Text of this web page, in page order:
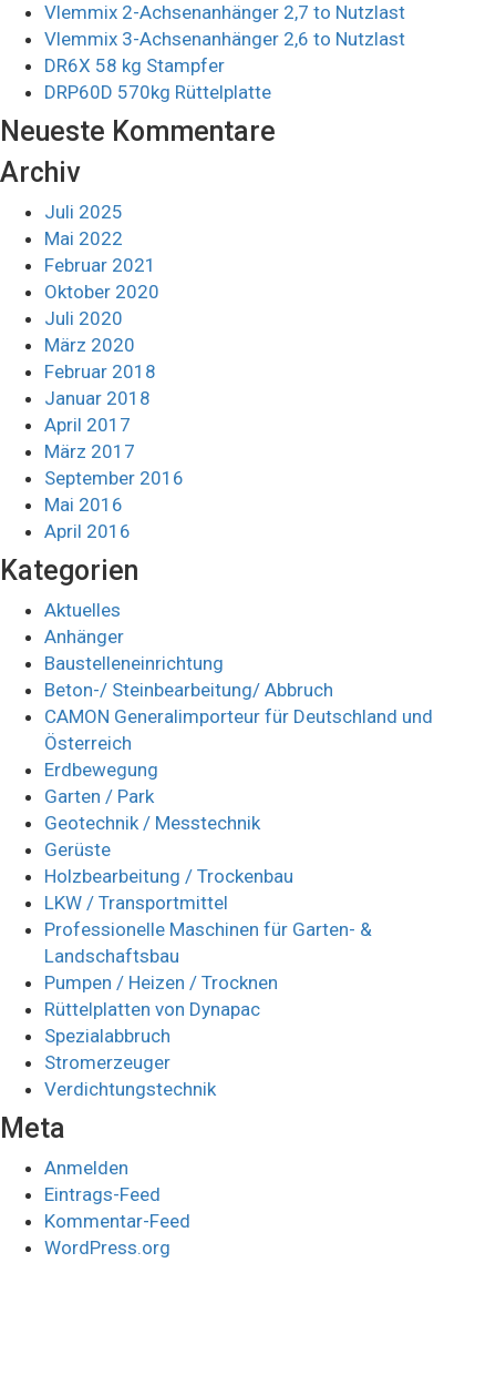
Vlemmix 2-Achsenanhänger 2,7 to Nutzlast
Vlemmix 3-Achsenanhänger 2,6 to Nutzlast
DR6X 58 kg Stampfer
DRP60D 570kg Rüttelplatte
Neueste Kommentare
Archiv
Juli 2025
Mai 2022
Februar 2021
Oktober 2020
Juli 2020
März 2020
Februar 2018
Januar 2018
April 2017
März 2017
September 2016
Mai 2016
April 2016
Kategorien
Aktuelles
Anhänger
Baustelleneinrichtung
Beton-/ Steinbearbeitung/ Abbruch
CAMON Generalimporteur für Deutschland und
Österreich
Erdbewegung
Garten / Park
Geotechnik / Messtechnik
Gerüste
Holzbearbeitung / Trockenbau
LKW / Transportmittel
Professionelle Maschinen für Garten- &
Landschaftsbau
Pumpen / Heizen / Trocknen
Rüttelplatten von Dynapac
Spezialabbruch
Stromerzeuger
Verdichtungstechnik
Meta
Anmelden
Eintrags-Feed
Kommentar-Feed
WordPress.org